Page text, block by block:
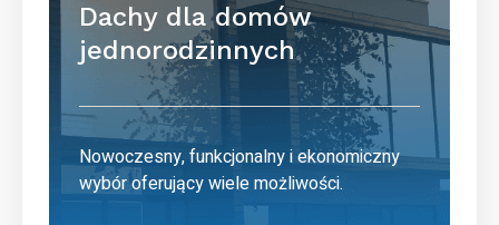
Dachy dla domów
jednorodzinnych
Nowoczesny, funkcjonalny i ekonomiczny
wybór oferujący wiele możliwości.